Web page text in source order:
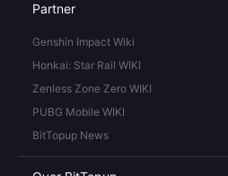
Partner
Genshin Impact Wiki
Honkai: Star Rail WIKI
Zenless Zone Zero WIKI
PUBG Mobile WIKI
BitTopup News